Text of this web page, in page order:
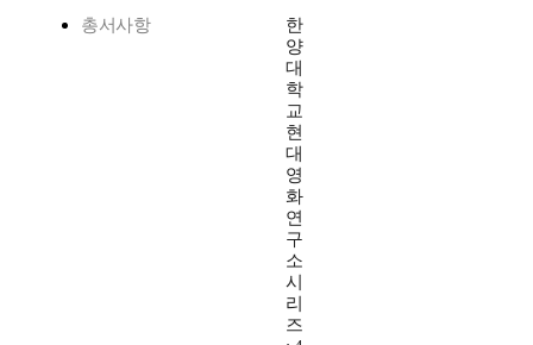
총서사항
한
양
대
학
교
현
대
영
화
연
구
소
시
리
즈